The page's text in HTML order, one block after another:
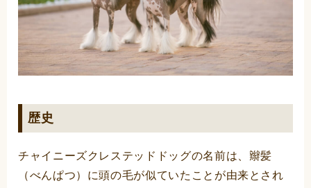
歴史
チャイニーズクレステッドドッグの名前は、辮髪
（べんぱつ）に頭の毛が似ていたことが由来とされ